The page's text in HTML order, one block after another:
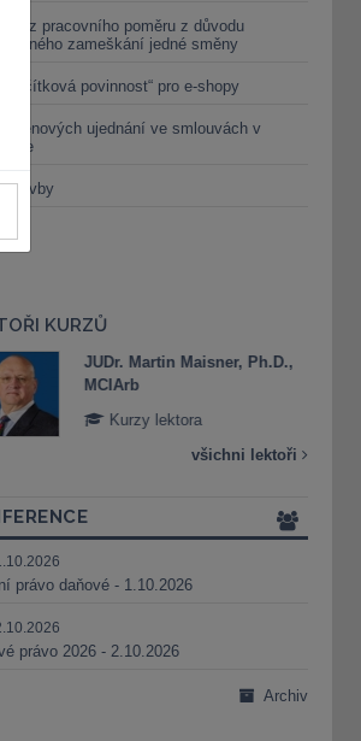
z pracovního poměru z důvodu
zameškání jedné směny
„tlačítková povinnost“ pro e-shopy
cenových ujednání ve smlouvách v
stavby
KURZŮ
JUDr. Martin Maisner, Ph.D.,
MCIArb
Kurzy lektora
všichni lektoři
právo daňové - 1.10.2026
právo 2026 - 2.10.2026
Archiv